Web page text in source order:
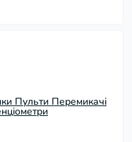
Пульти Перемикачі